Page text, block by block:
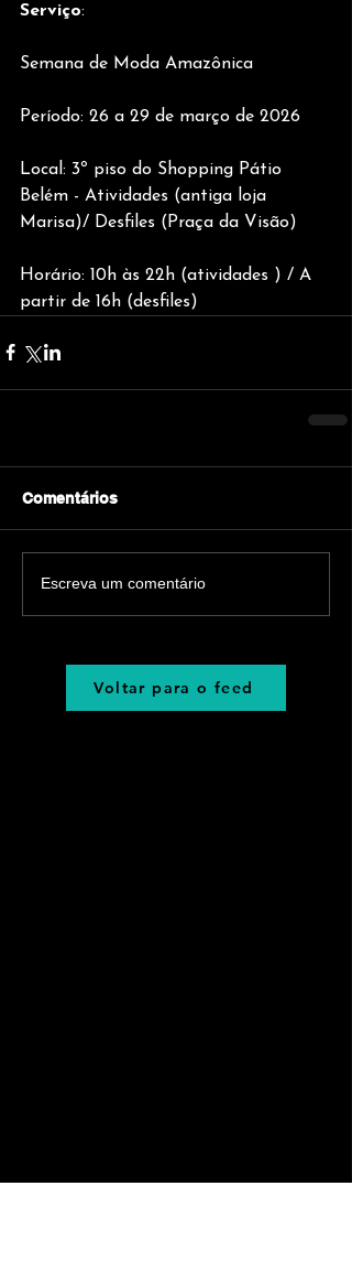
Serviço:
Semana de Moda Amazônica
Período: 26 a 29 de março de 2026
Local: 3º piso do Shopping Pátio
Belém - Atividades (antiga loja
Marisa)/ Desfiles (Praça da Visão)
Horário: 10h às 22h (atividades ) / A
partir de 16h (desfiles)
Comentários
Escreva um comentário
Voltar para o feed